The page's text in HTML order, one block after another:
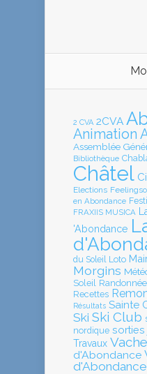
2 CVA 2CVA
Animation
Assemblée
Bibliothèque
Châtel
Elections
en Abondance
FRAXIIS MUSICA
'Abondance
du Soleil
Loto
Morgins
Soleil
Recettes
Résultats Sainte
Ski Ski Club
nordique sorties
Travaux
d'Abondance
d'Abondance